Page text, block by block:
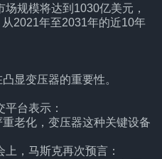
规模将达到1030亿美元，
2021年至2031年的近10年
显变压器的重要性。
台表示：
老化，变压器这种关键设备
，马斯克再次预言：